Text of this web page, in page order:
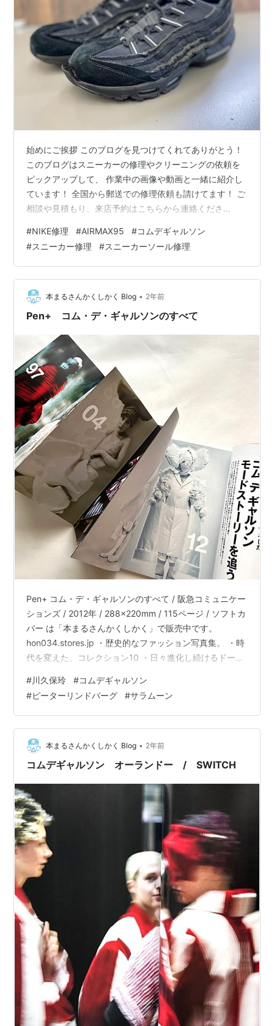
始めにご挨拶 このブログを見つけてくれてありがとう！
このブログはスニーカーの修理やクリーニングの依頼を
ピックアップして、 作業中の画像や動画と一緒に紹介し
ています！ 全国から郵送での修理依頼も請けてます！ ご
相談や見積もり、来店予約はこちらから連絡くださ
lin.ee お待ちしてます！ Air Max95!! コムデギャルソ
ン！！ 今回はこれだ！ ボロボロになったソールの交換
だ！
#NIKE修理 #AIRMAX95 #コムデギャルソン
#スニーカー修理 #スニーカーソール修理
本まるさんかくしかく Blog • 2年前
Pen+ コム・デ・ギャルソンのすべて
Pen+ コム・デ・ギャルソンのすべて / 阪急コミュニケー
ションズ / 2012年 / 288x220mm / 115ページ / ソフトカ
バー は「本まるさんかくしかく」で販売中です。
hon034.stores.jp ・歴史的なファッション写真集。 ・時
代を変えた、コレクション10 ・日々進化し続けるドーバ
ャルソンの何に魅了されるのか? ・ギャルソンの3人のデ
ザイナー、川久保玲、渡辺淳弥、丸龍文人。 ・伝説のシ
ョー、6.1 THE MENの舞台裏を初公開。など いまさらで
すが、コム・デ・ギャルソンをお勉強。
#川久保玲 #コムデギャルソン
#ピーターリンドバーグ #サラムーン
本まるさんかくしかく Blog • 2年前
コムデギャルソン オーランドー / SWITCH